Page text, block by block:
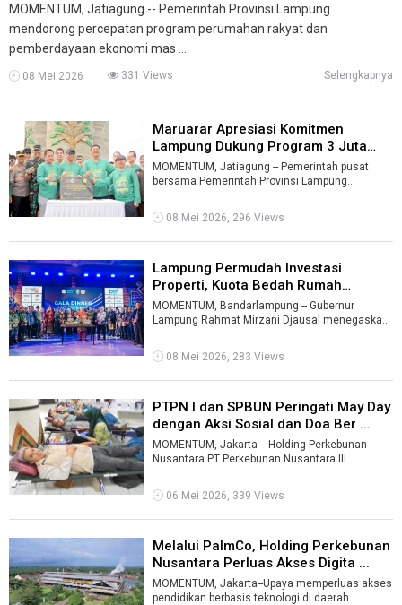
MOMENTUM, Jatiagung -- Pemerintah Provinsi Lampung
mendorong percepatan program perumahan rakyat dan
pemberdayaan ekonomi mas ...
08 Mei 2026 331 Views Selengkapnya
Maruarar Apresiasi Komitmen
Lampung Dukung Program 3 Juta
Rumah ...
MOMENTUM, Jatiagung -- Pemerintah pusat
bersama Pemerintah Provinsi Lampung
perumaha ...
08 Mei 2026, 296 Views
Lampung Permudah Investasi
Properti, Kuota Bedah Rumah
Ditambah J ...
MOMENTUM, Bandarlampung -- Gubernur
Lampung Rahmat Mirzani Djausal menegaskan
mend ...
08 Mei 2026, 283 Views
PTPN I dan SPBUN Peringati May Day
dengan Aksi Sosial dan Doa Ber ...
MOMENTUM, Jakarta -- Holding Perkebunan
Nusantara PT Perkebunan Nusantara III
Nusa ...
06 Mei 2026, 339 Views
Melalui PalmCo, Holding Perkebunan
Nusantara Perluas Akses Digita ...
MOMENTUM, Jakarta--Upaya memperluas akses
pendidikan berbasis teknologi di daerah